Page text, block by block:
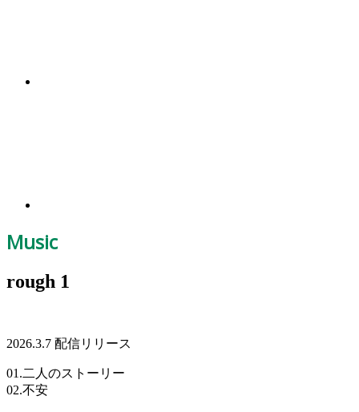
Music
rough 1
2026.3.7 配信リリース
01.二人のストーリー
02.不安